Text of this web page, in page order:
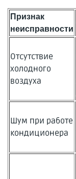
Признак
неисправности
Отсутствие
холодного
воздуха
Шум при работе
кондиционера